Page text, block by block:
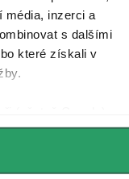
média, inzerci a
s dalšími
které získali v
a personalizovanou
údaje najdete na